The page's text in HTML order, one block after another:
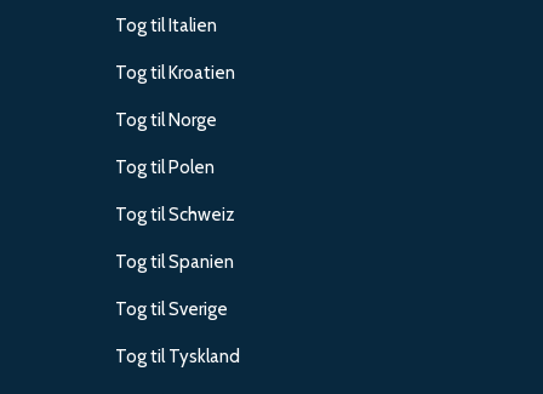
Tog til Italien
Tog til Kroatien
Tog til Norge
Tog til Polen
Tog til Schweiz
Tog til Spanien
Tog til Sverige
Tog til Tyskland